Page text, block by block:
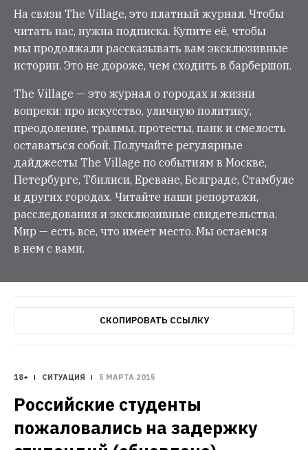
На связи The Village, это платный журнал. Чтобы
читать нас, нужна подписка. Купите её, чтобы
мы продолжали рассказывать вам эксклюзивные
истории. Это не дороже, чем сходить в барбершоп.
The Village — это журнал о городах и жизни
вопреки: про искусство, уличную политику,
преодоление, травмы, протесты, панк и смелость
оставаться собой. Получайте регулярные
дайджесты The Village по событиям в Москве,
Петербурге, Тбилиси, Ереване, Белграде, Стамбуле
и других городах. Читайте наши репортажи,
расследования и эксклюзивные свидетельства.
Мир — есть все, что имеет место. Мы остаемся
в нем с вами.
СКОПИРОВАТЬ ССЫЛКУ
18+ СИТУАЦИЯ 5 МАРТА 2015
Российские студенты
пожаловались на задержку